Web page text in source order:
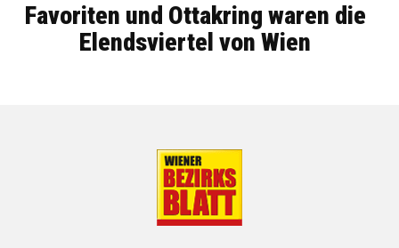
Favoriten und Ottakring waren die
Elendsviertel von Wien